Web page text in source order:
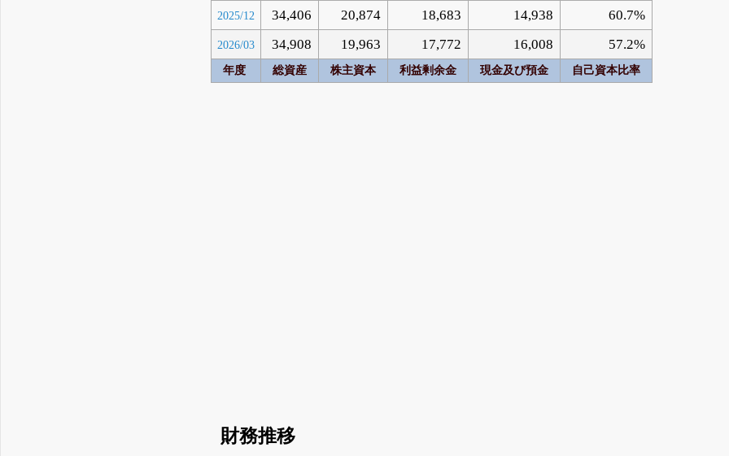
2025/12 34,406 20,874 18,683 14,938 60.7%
2026/03 34,908 19,963 17,772 16,008 57.2%
年度 総資産 株主資本 利益剰余金 現金及び預金 自己資本比率
財務推移